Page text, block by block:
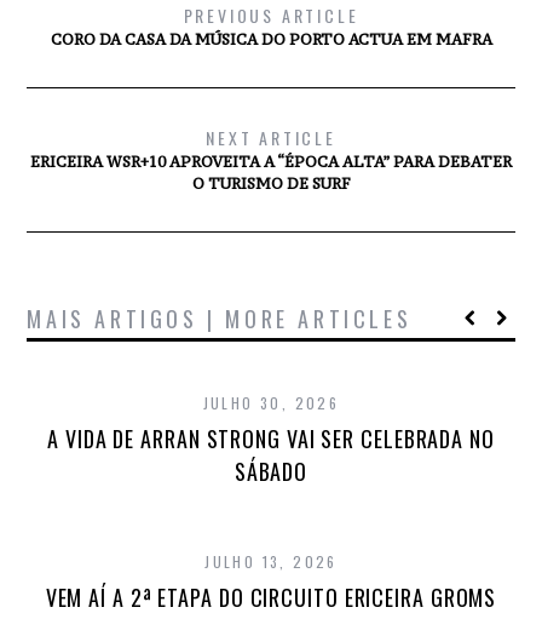
PREVIOUS ARTICLE
CORO DA CASA DA MÚSICA DO PORTO ACTUA EM MAFRA
NEXT ARTICLE
ERICEIRA WSR+10 APROVEITA A “ÉPOCA ALTA” PARA DEBATER
O TURISMO DE SURF
MAIS ARTIGOS | MORE ARTICLES
JULHO 30, 2026
A VIDA DE ARRAN STRONG VAI SER CELEBRADA NO
SÁBADO
JULHO 13, 2026
VEM AÍ A 2ª ETAPA DO CIRCUITO ERICEIRA GROMS